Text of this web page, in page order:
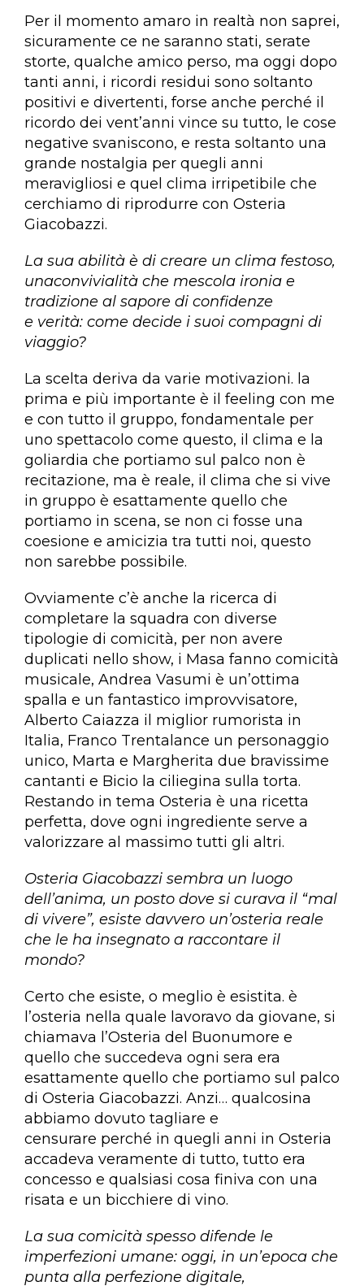
Per il momento amaro in realtà non saprei,
sicuramente ce ne saranno stati, serate
storte, qualche amico perso, ma oggi dopo
tanti anni, i ricordi residui sono soltanto
positivi e divertenti, forse anche perché il
ricordo dei vent’anni vince su tutto, le cose
negative svaniscono, e resta soltanto una
grande nostalgia per quegli anni
meravigliosi e quel clima irripetibile che
cerchiamo di riprodurre con Osteria
Giacobazzi.
La sua abilità è di creare un clima festoso,
unaconvivialità che mescola ironia e
tradizione al sapore di confidenze
e verità: come decide i suoi compagni di
viaggio?
La scelta deriva da varie motivazioni. la
prima e più importante è il feeling con me
e con tutto il gruppo, fondamentale per
uno spettacolo come questo, il clima e la
goliardia che portiamo sul palco non è
recitazione, ma è reale, il clima che si vive
in gruppo è esattamente quello che
portiamo in scena, se non ci fosse una
coesione e amicizia tra tutti noi, questo
non sarebbe possibile.
Ovviamente c’è anche la ricerca di
completare la squadra con diverse
tipologie di comicità, per non avere
duplicati nello show, i Masa fanno comicità
musicale, Andrea Vasumi è un’ottima
spalla e un fantastico improvvisatore,
Alberto Caiazza il miglior rumorista in
Italia, Franco Trentalance un personaggio
unico, Marta e Margherita due bravissime
cantanti e Bicio la ciliegina sulla torta.
Restando in tema Osteria è una ricetta
perfetta, dove ogni ingrediente serve a
valorizzare al massimo tutti gli altri.
Osteria Giacobazzi sembra un luogo
dell’anima, un posto dove si curava il “mal
di vivere”, esiste davvero un’osteria reale
che le ha insegnato a raccontare il
mondo?
Certo che esiste, o meglio è esistita. è
l’osteria nella quale lavoravo da giovane, si
chiamava l’Osteria del Buonumore e
quello che succedeva ogni sera era
esattamente quello che portiamo sul palco
di Osteria Giacobazzi. Anzi… qualcosina
abbiamo dovuto tagliare e
censurare perché in quegli anni in Osteria
accadeva veramente di tutto, tutto era
concesso e qualsiasi cosa finiva con una
risata e un bicchiere di vino.
La sua comicità spesso difende le
imperfezioni umane: oggi, in un’epoca che
punta alla perfezione digitale,